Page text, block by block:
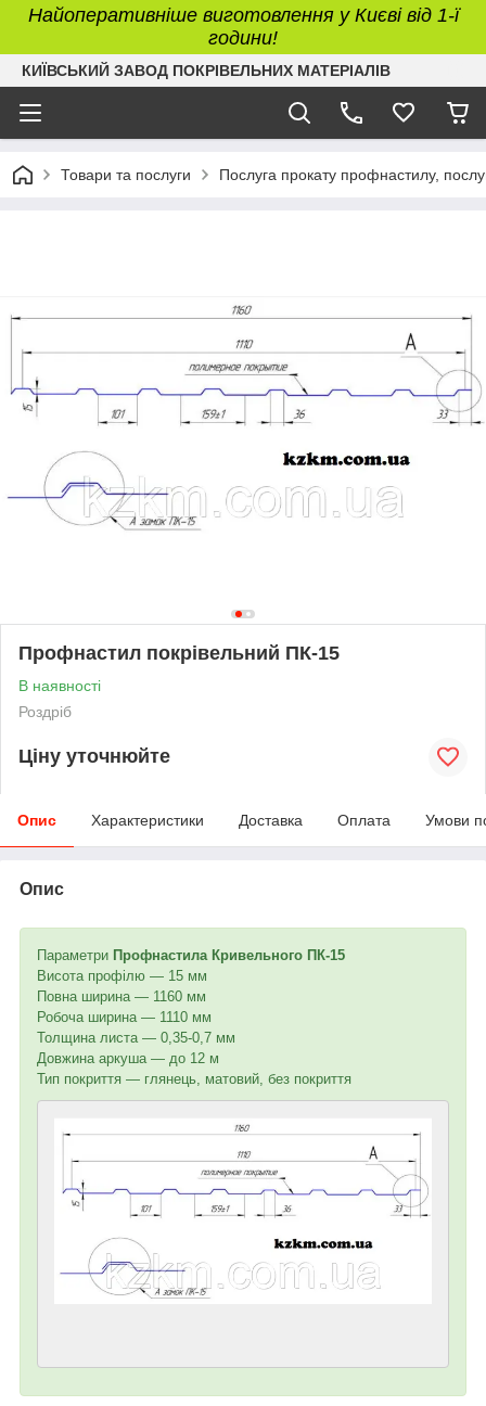
Найоперативніше виготовлення у Києві від 1-ї
години!
КИЇВСЬКИЙ ЗАВОД ПОКРІВЕЛЬНИХ МАТЕРІАЛІВ
Товари та послуги Послуга прокату профнастилу,
Профнастил покрівельний ПК-15
В наявності
Роздріб
Ціну уточнюйте
Опис Характеристики Доставка Оплата Умови
Опис
Параметри Профнастила Кривельного ПК-15
Висота профілю — 15 мм
Повна ширина — 1160 мм
Робоча ширина — 1110 мм
Толщина листа — 0,35-0,7 мм
Довжина аркуша — до 12 м
Тип покриття — глянець, матовий, без покриття